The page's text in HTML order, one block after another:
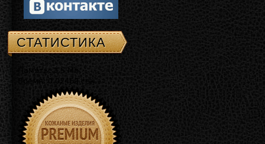
СТАТИСТИКА
Память: 3.5 Mb
Время: 0.02469 сек.